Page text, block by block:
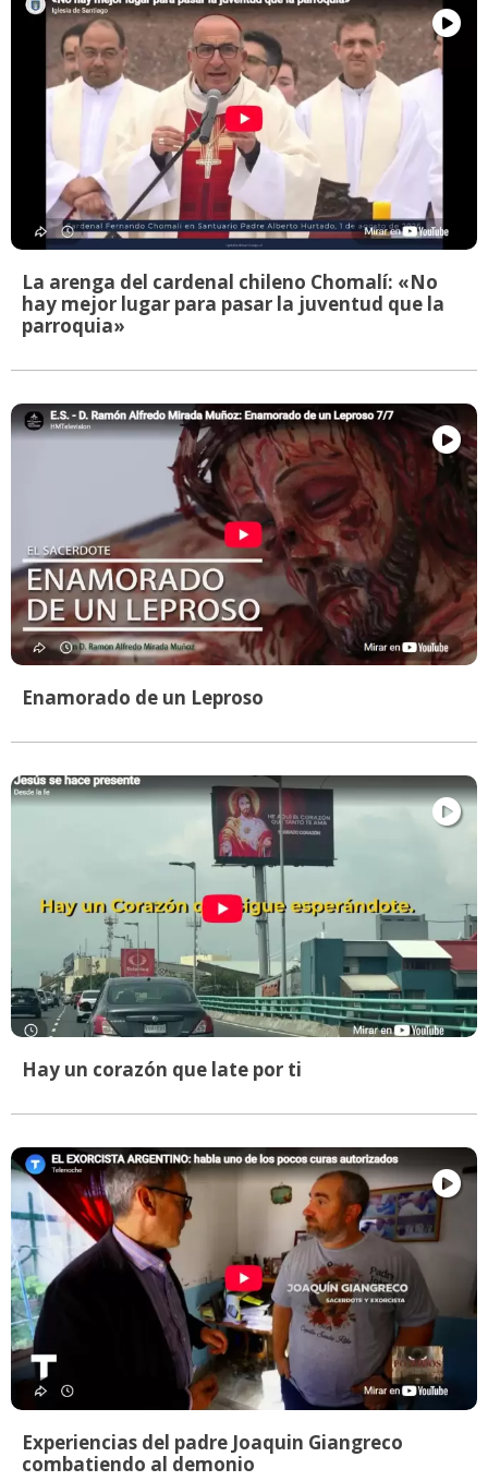
La arenga del cardenal chileno Chomalí: «No
hay mejor lugar para pasar la juventud que la
parroquia»
Enamorado de un Leproso
Hay un corazón que late por ti
Experiencias del padre Joaquin Giangreco
combatiendo al demonio